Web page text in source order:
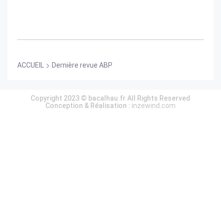
ACCUEIL > Dernière revue ABP
Copyright 2023 © bacalhau.fr All Rights Reserved
Conception & Réalisation : inzewind.com